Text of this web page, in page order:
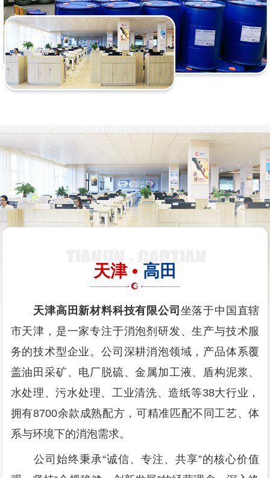
天津 • 高田
天津高田新材料科技有限公司 坐落于中国直辖
市天津，是一家专注于消泡剂研发、生产与技术服
务的技术型企业。公司深耕消泡领域，产品体系覆
盖油田采矿、电厂脱硫、金属加工液、盾构泥浆、
水处理、污水处理、工业清洗、造纸等38大行业，
拥有8700余款成熟配方，可精准匹配不同工艺、体
系与环境下的消泡需求。
公司始终秉承“诚信、专注、共享”的核心价值